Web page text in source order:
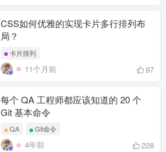
CSS如何优雅的实现卡片多行排列布
局？
卡片排列
11个月前 97
每个 QA 工程师都应该知道的 20 个
Git 基本命令
QA Git命令
4年前 228